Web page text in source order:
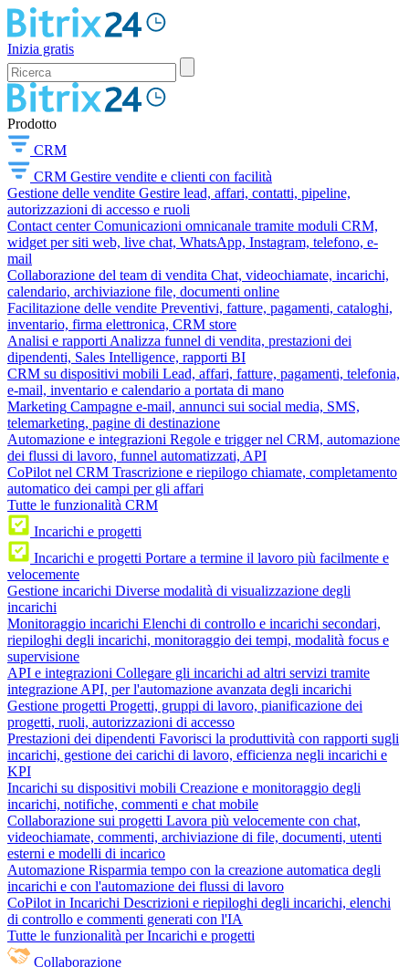
Inizia gratis
Prodotto
CRM
CRM Gestire vendite e clienti con facilità
Gestione delle vendite Gestire lead, affari, contatti, pipeline,
autorizzazioni di accesso e ruoli
Contact center Comunicazioni omnicanale tramite moduli CRM,
widget per siti web, live chat, WhatsApp, Instagram, telefono, e-
mail
Collaborazione del team di vendita Chat, videochiamate, incarichi,
calendario, archiviazione file, documenti online
Facilitazione delle vendite Preventivi, fatture, pagamenti, cataloghi,
inventario, firma elettronica, CRM store
Analisi e rapporti Analizza funnel di vendita, prestazioni dei
dipendenti, Sales Intelligence, rapporti BI
CRM su dispositivi mobili Lead, affari, fatture, pagamenti, telefonia,
e-mail, inventario e calendario a portata di mano
Marketing Campagne e-mail, annunci sui social media, SMS,
telemarketing, pagine di destinazione
Automazione e integrazioni Regole e trigger nel CRM, automazione
dei flussi di lavoro, funnel automatizzati, API
CoPilot nel CRM Trascrizione e riepilogo chiamate, completamento
automatico dei campi per gli affari
Tutte le funzionalità CRM
Incarichi e progetti
Incarichi e progetti Portare a termine il lavoro più facilmente e
velocemente
Gestione incarichi Diverse modalità di visualizzazione degli
incarichi
Monitoraggio incarichi Elenchi di controllo e incarichi secondari,
riepiloghi degli incarichi, monitoraggio dei tempi, modalità focus e
supervisione
API e integrazioni Collegare gli incarichi ad altri servizi tramite
integrazione API, per l'automazione avanzata degli incarichi
Gestione progetti Progetti, gruppi di lavoro, pianificazione dei
progetti, ruoli, autorizzazioni di accesso
Prestazioni dei dipendenti Favorisci la produttività con rapporti sugli
incarichi, gestione dei carichi di lavoro, efficienza negli incarichi e
KPI
Incarichi su dispositivi mobili Creazione e monitoraggio degli
incarichi, notifiche, commenti e chat mobile
Collaborazione sui progetti Lavora più velocemente con chat,
videochiamate, commenti, archiviazione di file, documenti, utenti
esterni e modelli di incarico
Automazione Risparmia tempo con la creazione automatica degli
incarichi e con l'automazione dei flussi di lavoro
CoPilot in Incarichi Descrizioni e riepiloghi degli incarichi, elenchi
di controllo e commenti generati con l'IA
Tutte le funzionalità per Incarichi e progetti
Collaborazione